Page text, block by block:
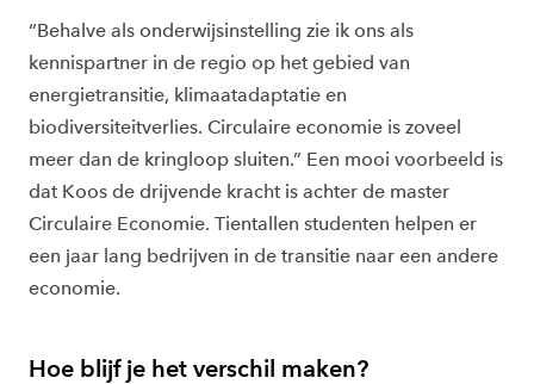
“Behalve als onderwijsinstelling zie ik ons als
kennispartner in de regio op het gebied van
energietransitie, klimaatadaptatie en
biodiversiteitverlies. Circulaire economie is zoveel
meer dan de kringloop sluiten.” Een mooi voorbeeld is
dat Koos de drijvende kracht is achter de master
Circulaire Economie. Tientallen studenten helpen er
een jaar lang bedrijven in de transitie naar een andere
economie.
Hoe blijf je het verschil maken?